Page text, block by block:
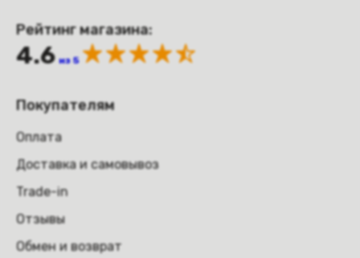
Рейтинг магазина:
4.6 из 5
Покупателям
Оплата
Доставка и самовывоз
Trade-in
Отзывы
Обмен и возврат